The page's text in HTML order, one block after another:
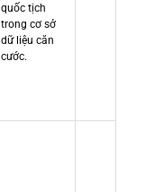
quốc tịch
trong cơ sở
dữ liệu căn
cước.